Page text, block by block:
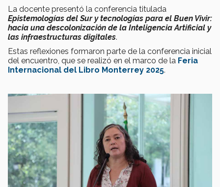
La docente presentó la conferencia titulada
Epistemologías del Sur y tecnologías para el Buen Vivir:
hacia una descolonización de la Inteligencia Artificial y
las infraestructuras digitales.
Estas reflexiones formaron parte de la conferencia inicial
del encuentro, que se realizó en el marco de la Feria
Internacional del Libro Monterrey 2025.